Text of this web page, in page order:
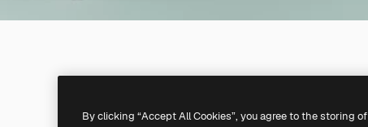
By clicking “Accept All Cookies”, you agree to the storing